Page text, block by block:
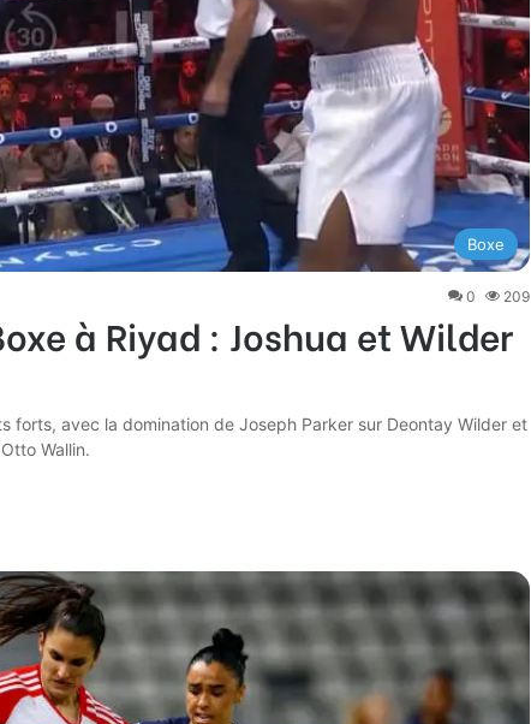
Boxe
0 209
à Riyad : Joshua et Wilder
forts, avec la domination de Joseph Parker sur Deontay Wilder et
Wallin.